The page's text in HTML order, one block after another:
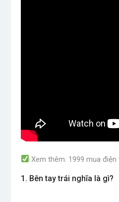
Xem thêm: 1999 mua điện
1. Bên tay trái nghĩa là gì?